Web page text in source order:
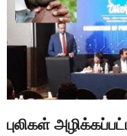
புலிகள்